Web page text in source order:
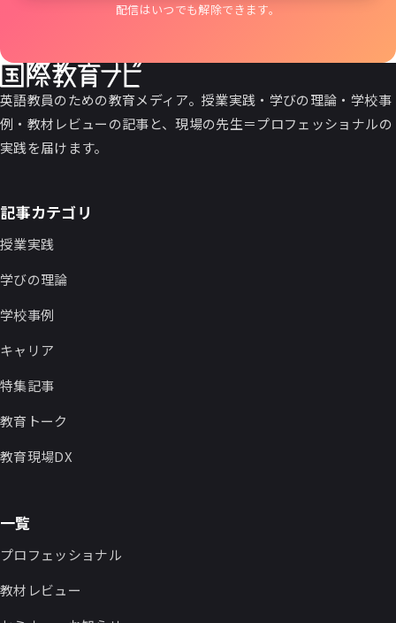
配信はいつでも解除できます。
英語教員のための教育メディア。授業実践・学びの理論・学校事
例・教材レビューの記事と、現場の先生＝プロフェッショナルの
実践を届けます。
記事カテゴリ
授業実践
学びの理論
学校事例
キャリア
特集記事
教育トーク
教育現場DX
一覧
プロフェッショナル
教材レビュー